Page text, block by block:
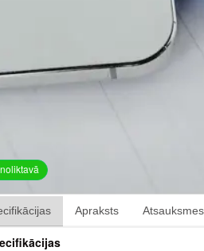
Apraksts Atsauksmes